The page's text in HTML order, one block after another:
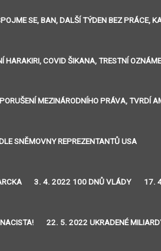
SE, BAN, DALŠÍ TÝDEN BEZ PRÁCE,
COVID ŠIKANA, TRESTNÍ
MEZINÁRODNÍHO PRÁVA, TVRDÍ
SNĚMOVNY REPREZENTANTŮ USA
3. 4. 2022 100 DNŮ VLÁDY 17.
22. 5. 2022 UKRADENÉ